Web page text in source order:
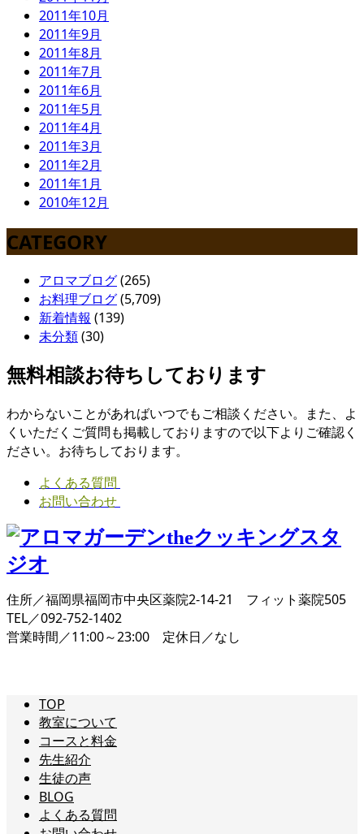
2011年10月
2011年9月
2011年8月
2011年7月
2011年6月
2011年5月
2011年4月
2011年3月
2011年2月
2011年1月
2010年12月
CATEGORY
アロマブログ(265)
お料理ブログ(5,709)
新着情報 (139)
未分類(30)
無料相談お待ちしております
わからないことがあればいつでもご相談ください。また、よ
くいただくご質問も掲載しておりますので以下よりご確認く
ださい。お待ちしております。
よくある質問
お問い合わせ
住所／福岡県福岡市中央区薬院2-14-21 フィット薬院505
TEL／092-752-1402
営業時間／11:00～23:00 定休日／なし
TOP
教室について
コースと料金
先生紹介
生徒の声
BLOG
よくある質問